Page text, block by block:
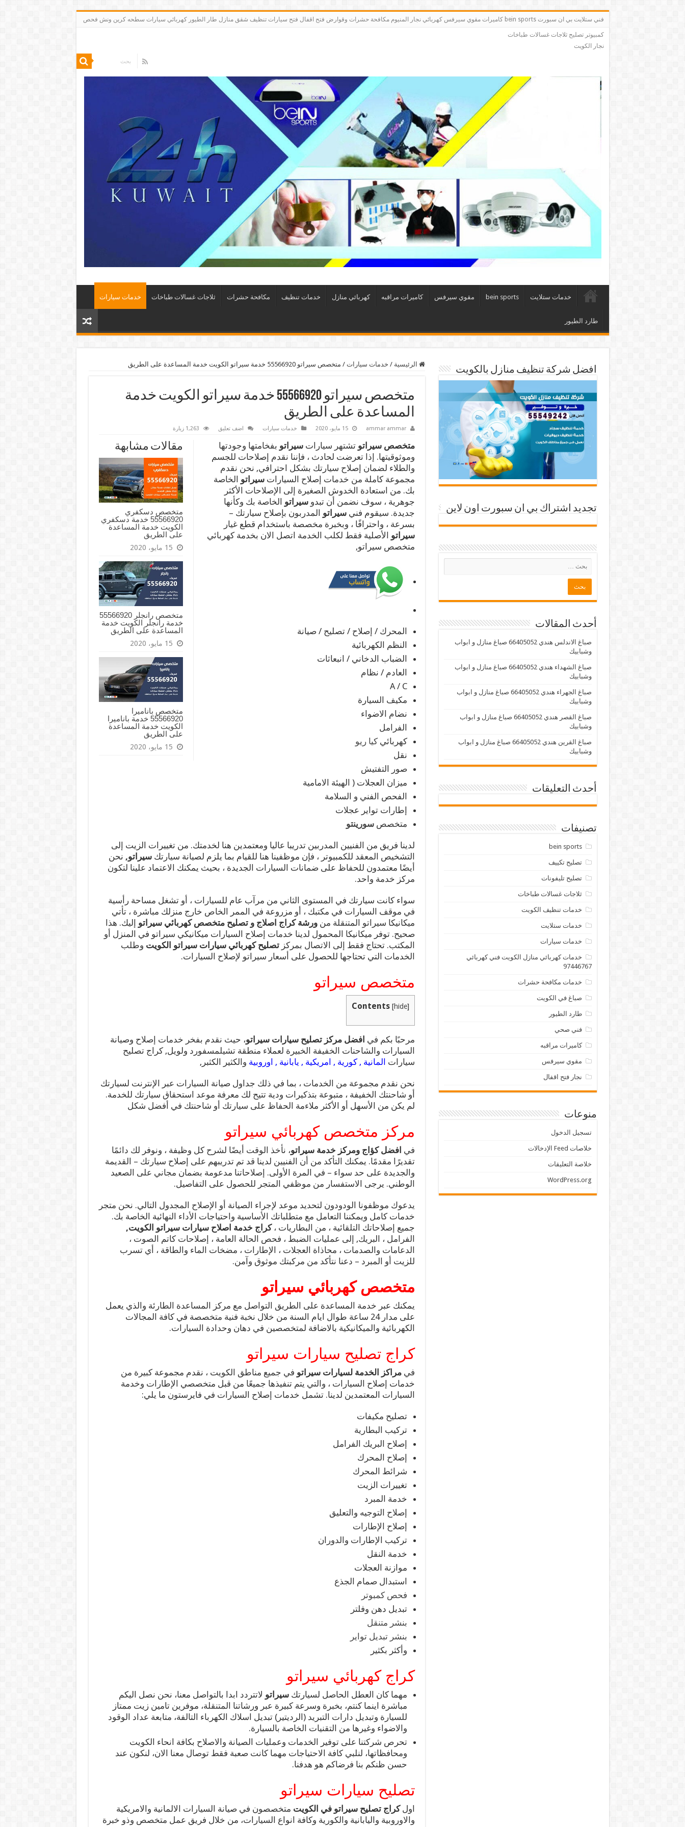
فني ستلايت بي ان سبورت bein sports كاميرات مقوي سيرفس كهربائي نجار المنيوم مكافحة حشرات وقوارض فتح اقفال فتح سيارات تنظيف شقق منازل طار الطيور كهربائي سيارات سطحه كرين ونش فحص
كمبيوتر تصليح ثلاجات غسالات طباخات
نجار الكويت
خدمات ستلايت bein sports مقوي سيرفس كاميرات مراقبه كهربائي منازل خدمات تنظيف مكافحة حشرات ثلاجات غسالات طباخات خدمات سيارات
طارد الطيور
الرئيسية / خدمات سيارات / متخصص سيراتو 55566920 خدمة سيراتو الكويت خدمة المساعدة على الطريق
متخصص سيراتو 55566920 خدمة سيراتو الكويت خدمة
المساعدة على الطريق
ammar ammar 15 مايو، 2020 خدمات سيارات اضف تعليق 1,263 زيارة
مقالات مشابهة
متخصص دسكفري
55566920 خدمة دسكفري
الكويت خدمة المساعدة
على الطريق
15 مايو، 2020
متخصص رانجلر 55566920
خدمة رانجلر الكويت خدمة
المساعدة على الطريق
15 مايو، 2020
متخصص باناميرا
55566920 خدمة باناميرا
الكويت خدمة المساعدة
على الطريق
15 مايو، 2020
متخصص سيراتوتشتهر سياراتسيراتو بفخامتها وجودتها
وموثوقيتها. إذا تعرضت لحادث ، فإننا نقدم إصلاحات للجسم
والطلاء لضمان إصلاح سيارتك بشكل احترافي, نحن نقدم
مجموعة كاملة من خدمات إصلاح السياراتسيراتو الخاصة
بك. من استعادة الخدوش الصغيرة إلى الإصلاحات الأكثر
جوهرية ، سوف نضمن أن تبدوسيراتو الخاصة بك وكأنها
جديدة. سيقوم فنيسيراتو المدربون بإصلاح سيارتك –
بسرعة ، واحترافًا ، وبخبرة مخصصة باستخدام قطع غيار
سيراتو الأصلية فقط لكلب الخدمة اتصل الان بخدمة كهربائي
متخصص سيراتو,
المحرك / إصلاح / تصليح / صيانة
النظم الكهربائية
الضباب الدخاني / انبعاثات
العادم / نظام
A / C
مكيف السيارة
نضام الاضواء
الفرامل
كهربائيكيا ريو
نقل
صور التفتيش
ميزان العجلات ( الهيئة الامامية
الفحص الفني و السلامة
إطارات تواير عجلات
متخصصسورينتو
لدينا فريق من الفنيين المدربين تدريبا عاليا ومعتمدين هنا لخدمتك. من تغييرات الزيت إلى
التشخيص المعقد للكمبيوتر ، فإن موظفينا هنا للقيام بما يلزم لصيانة سيارتكسيراتو, نحن
أيضًا معتمدون للحفاظ على ضمانات السيارات الجديدة ، بحيث يمكنك الاعتماد علينا لتكون
مركز خدمة واحد.
سواء كانت سيارتك في المستوى الثاني من مرآب عام للسيارات ، أو تشغل مساحة رأسية
في موقف السيارات في مكتبك ، أو مزروعة في الممر الخاص خارج منزلك مباشرة ، تأتي
ميكانيكا سيراتو المتنقلة منورشة كراج اصلاج و تصليح متخصص كهربائي سيراتو إليك. هذا
صحيح. توفر ميكانيكا المحمول لدينا خدمات إصلاح السيارات ميكانيكي سيراتو في المنزل أو
المكتب. تحتاج فقط إلى الاتصال بمركزتصليح كهربائي سيارات سيراتو الكويت وطلب
الخدمات التي تحتاجها للحصول على أسعار سيراتو لإصلاح السيارات.
متخصص سيراتو
Contents [hide]
مرحبًا بكم في افضل مركز تصليح سيارات سيراتو، حيث نقدم بفخر خدمات إصلاح وصيانة
السيارات والشاحنات الخفيفة الخبيرة لعملاء منطقة تشيلمسفورد ولويل, كراج تصليح
سيارات المانية , كورية , امريكية , يابانية , اوروبية والكثير الكثبر,
نحن نقدم مجموعة من الخدمات ، بما في ذلك جداول صيانة السيارات عبر الإنترنت لسيارتك
أو شاحنتك الخفيفة ، متبوعة بتذكيرات ودية تتيح لك معرفة موعد استحقاق سيارتك للخدمة.
لم يكن من الأسهل أو الأكثر ملاءمة الحفاظ على سيارتك أو شاحنتك في أفضل شكل
مركز متخصص كهربائي سيراتو
في افضل كؤاج ومركز خدمة سيراتو، نأخذ الوقت أيضًا لشرح كل وظيفة ، ونوفر لك دائمًا
تقديرًا مقدمًا. يمكنك التأكد من أن الفنيين لدينا قد تم تدريبهم على إصلاح سيارتك – القديمة
والجديدة على حد سواء – في المرة الأولى. إصلاحاتنا مدعومة بضمان مجاني على الصعيد
الوطني. يرجى الاستفسار من موظفي المتجر للحصول على التفاصيل.
يدعوك موظفونا الودودون لتحديد موعد لإجراء الصيانة أو الإصلاح المجدول التالي. نحن متجر
خدمات كامل ويمكننا التعامل مع متطلباتك الأساسية واحتياجات الأداء النهائية الخاصة بك.
جميع إصلاحاتك التلقائية ، من البطاريات ،كراج خدمة اصلاح سيارات سيراتو الكويت,
الفرامل ، البريك, إلى عمليات الضبط ، فحص الحالة العامة ، إصلاحات كاتم الصوت ،
الدعامات والصدمات ، محاذاة العجلات ، الإطارات ، مضخات الماء والطاقة ، أي تسرب
للزيت أو المبرد – دعنا نتأكد من مركبتك موثوق وآمن.
متخصص كهربائي سيراتو
يمكنك عبر خدمة المساعدة على الطريق التواصل مع مركز المساعدة الطارئة والذي يعمل
على مدار 24 ساعة طوال ايام السنة من خلال نخبة فنية متخصصة في كافة المجالات
الكهربائية والميكانيكية بالاضافة لمتخصصين في دهان وحدادة السيارات.
كراج تصليح سيارات سيراتو
فيمراكز الخدمة لسيارات سيراتو في جميع مناطق الكويت ، نقدم مجموعة كبيرة من
خدمات إصلاح السيارات ، والتي يتم تنفيذها جميعًا من قبل متخصصي الإطارات وخدمة
السيارات المعتمدين لدينا. تشمل خدمات إصلاح السيارات في فايرستون ما يلي:
تصليح مكيفات
تركيب البطارية
إصلاح البريك الفرامل
إصلاح المحرك
شرائط المحرك
تغييرات الزيت
خدمة المبرد
إصلاح التوجيه والتعليق
إصلاح الإطارات
تركيب الإطارات والدوران
خدمة النقل
موازنة العجلات
استبدال صمام الجذع
فحص كمبوتر
تبديل دهن وفلتر
بنشر متنقل
بنشر تبديل تواير
وأكثر بكثير
كراج كهربائي سيراتو
مهما كان العطل الحاصل لسيارتك سيراتو لاتتردد ابدا بالتواصل معنا، نحن نصل اليكم
مباشرة اينما كنتم، بخبرة وسرعة كبيرة عبر ورشاتنا المتنقلة، موفرين تامين زيت ممتاز
للسيارة وتبديل دارات التبريد (الرديتير) تبديل اسلاك الكهرباء التالفة، متابعة عداد الوقود
والاضواء وغيرها من التقنيات الخاصة بالسيارة.
تحرص شركتنا على توفير الخدمات وعمليات الصيانة والاصلاح بكافة انحاء الكويت
ومحافظاتها، لنلبي كافة الاحتياجات مهما كانت صعبة فقط توصال معنا الان، لنكون عند
حسن ظنكم بنا فرضاكم هو هدفنا.
تصليح سيارات سيراتو
اولكراج تصليح سيراتو في الكويت متخصصون في صيانة السيارات الالمانية والامريكية
والاوروبية واليابانية والكورية وكافة انواع السيارات، من خلال فريق عمل متخصص وذو خبرة
افضل شركة تنظيف منازل بالكويت
تجديد اشتراك بي ان سبورت اون لاين
أحدث المقالات
صباغ الاندلس هندي 66405052 صباغ منازل و ابواب
وشبابيك
صباغ الشهداء هندي 66405052 صباغ منازل و ابواب
وشبابيك
صباغ الجهراء هندي 66405052 صباغ منازل و ابواب
وشبابيك
صباغ القصر هندي 66405052 صباغ منازل و ابواب
وشبابيك
صباغ القرين هندي 66405052 صباغ منازل و ابواب
وشبابيك
أحدث التعليقات
تصنيفات
bein sports
تصليح تكييف
تصليح تليفونات
ثلاجات غسالات طباخات
خدمات تنظيف الكويت
خدمات ستلايت
خدمات سيارات
خدمات كهربائي منازل الكويت فني كهربائي
97446767
خدمات مكافحة حشرات
صباغ في الكويت
طارد الطيور
فني صحي
كاميرات مراقبه
مقوي سيرفس
نجار فتح اقفال
منوعات
تسجيل الدخول
خلاصات Feed الإدخالات
خلاصة التعليقات
WordPress.org